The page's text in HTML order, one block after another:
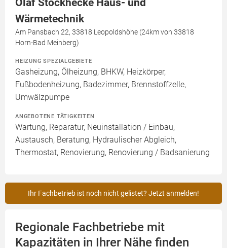
Olaf Stockhecke Haus- und
Wärmetechnik
Am Pansbach 22, 33818 Leopoldshöhe (24km von 33818
Horn-Bad Meinberg)
HEIZUNG SPEZIALGEBIETE
Gasheizung, Ölheizung, BHKW, Heizkörper,
Fußbodenheizung, Badezimmer, Brennstoffzelle,
Umwälzpumpe
ANGEBOTENE TÄTIGKEITEN
Wartung, Reparatur, Neuinstallation / Einbau,
Austausch, Beratung, Hydraulischer Abgleich,
Thermostat, Renovierung, Renovierung / Badsanierung
Ihr Fachbetrieb ist noch nicht gelistet? Jetzt anmelden!
Regionale Fachbetriebe mit
Kapazitäten in Ihrer Nähe finden